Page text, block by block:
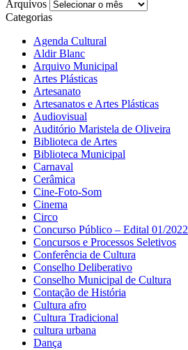
Arquivos
Categorias
Agenda Cultural
Aldir Blanc
Arquivo Municipal
Artes Plásticas
Artesanato
Artesanatos e Artes Plásticas
Audiovisual
Auditório Maristela de Oliveira
Biblioteca de Artes
Biblioteca Municipal
Carnaval
Cerâmica
Cine-Foto-Som
Cinema
Circo
Concurso Público – Edital 01/2022
Concursos e Processos Seletivos
Conferência de Cultura
Conselho Deliberativo
Conselho Municipal de Cultura
Contação de História
Cultura afro
Cultura Tradicional
cultura urbana
Dança